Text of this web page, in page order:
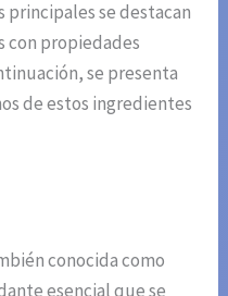
se destacan
con propiedades
se presenta
de estos ingredientes
conocida como
esencial que se